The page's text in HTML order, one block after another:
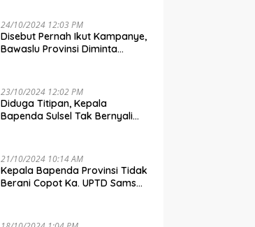
24/10/2024 12:03 PM
Disebut Pernah Ikut Kampanye,
Bawaslu Provinsi Diminta
23/10/2024 12:02 PM
Diduga Titipan, Kepala
Bapenda Sulsel Tak Bernyali
21/10/2024 10:14 AM
Kepala Bapenda Provinsi Tidak
Berani Copot Ka. UPTD Samsat